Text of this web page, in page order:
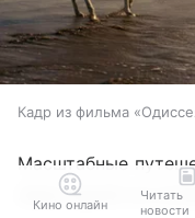
Кадр из фильма
Масштабные
лишь одной из
Кино онлайн
Читать
новости